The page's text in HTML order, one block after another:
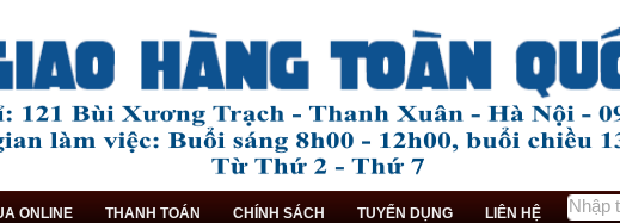
ONLINE THANH TOÁN CHÍNH SÁCH TUYỂN DỤNG LIÊN HỆ